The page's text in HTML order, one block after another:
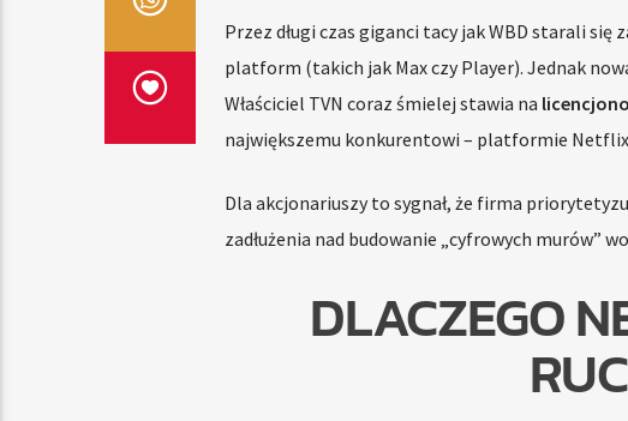
Przez długi czas giganci tacy jak WBD starali się
platform (takich jak Max czy Player). Jednak
Właściciel TVN coraz śmielej stawia na
największemu konkurentowi – platformie
Dla akcjonariuszy to sygnał, że firma
zadłużenia nad budowanie „cyfrowych murów”
DLACZEGO